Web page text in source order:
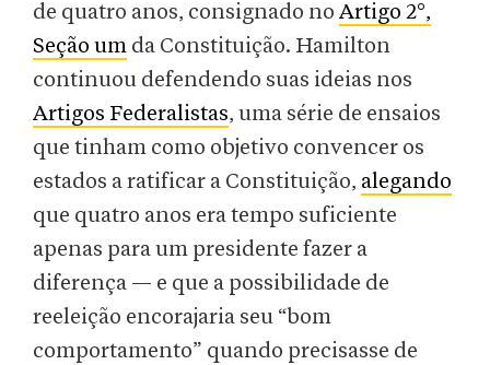
de quatro anos, consignado no Artigo 2°,
Seção um da Constituição. Hamilton
continuou defendendo suas ideias nos
Artigos Federalistas, uma série de ensaios
que tinham como objetivo convencer os
estados a ratificar a Constituição, alegando
que quatro anos era tempo suficiente
apenas para um presidente fazer a
diferença — e que a possibilidade de
reeleição encorajaria seu “bom
comportamento” quando precisasse de